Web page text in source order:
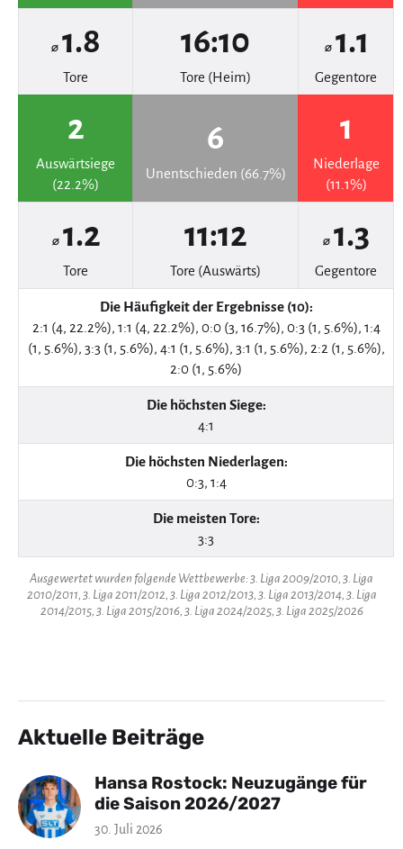
⌀ 1.8
Tore
16:10
Tore (Heim)
⌀ 1.1
Gegentore
2
Auswärtsiege
(22.2%)
6
Unentschieden (66.7%)
1
Niederlage
(11.1%)
⌀ 1.2
Tore
11:12
Tore (Auswärts)
⌀ 1.3
Gegentore
Die Häufigkeit der Ergebnisse (10):
2:1 (4, 22.2%), 1:1 (4, 22.2%), 0:0 (3, 16.7%), 0:3 (1, 5.6%), 1:4
(1, 5.6%), 3:3 (1, 5.6%), 4:1 (1, 5.6%), 3:1 (1, 5.6%), 2:2 (1, 5.6%),
2:0 (1, 5.6%)
Die höchsten Siege:
4:1
Die höchsten Niederlagen:
0:3, 1:4
Die meisten Tore:
3:3
Ausgewertet wurden folgende Wettbewerbe: 3. Liga 2009/2010, 3. Liga
2010/2011, 3. Liga 2011/2012, 3. Liga 2012/2013, 3. Liga 2013/2014, 3. Liga
2014/2015, 3. Liga 2015/2016, 3. Liga 2024/2025, 3. Liga 2025/2026
Aktuelle Beiträge
Hansa Rostock: Neuzugänge für
die Saison 2026/2027
30. Juli 2026